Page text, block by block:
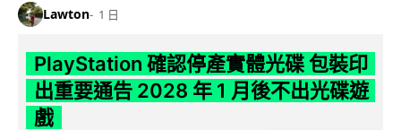
Lawton 1 日
PlayStation 確認停產實體光碟 包裝印
出重要通告 2028 年 1 月後不出光碟遊
戲